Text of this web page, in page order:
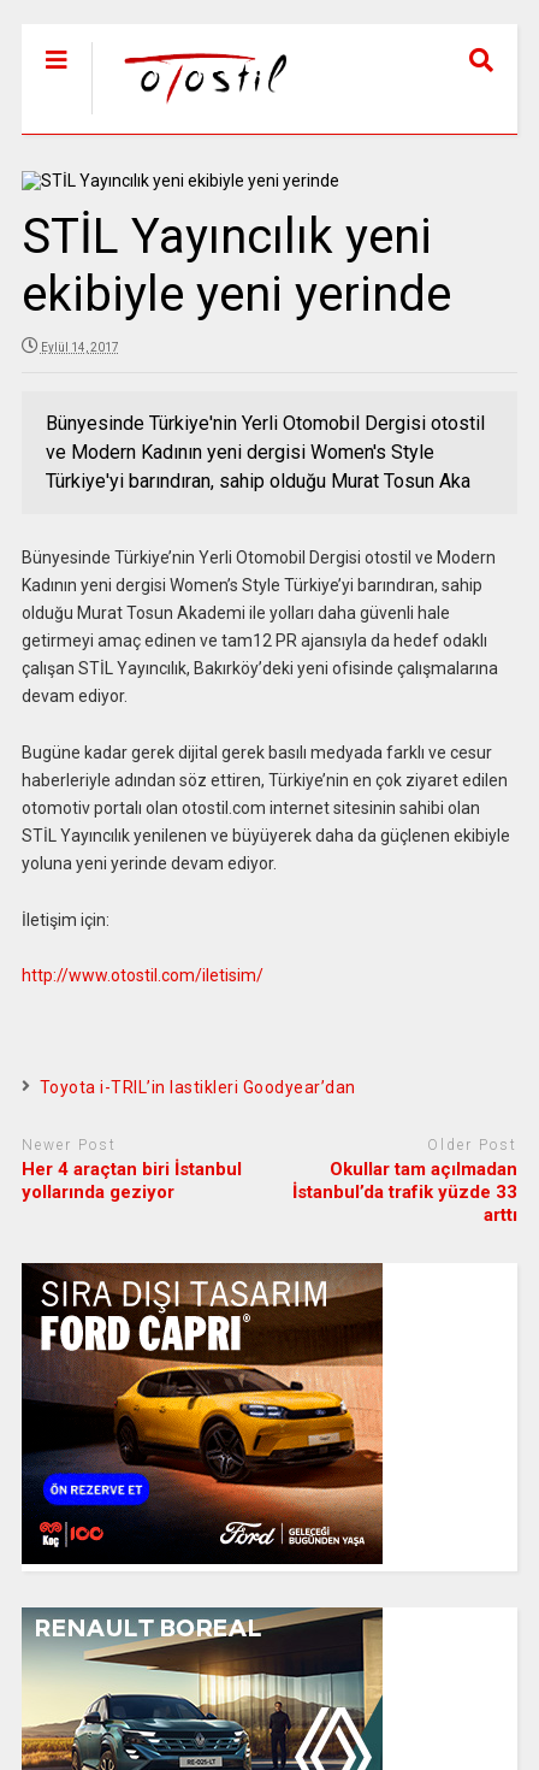
STİL Yayıncılık yeni
ekibiyle yeni yerinde
Eylül 14, 2017
Bünyesinde Türkiye'nin Yerli Otomobil Dergisi otostil
ve Modern Kadının yeni dergisi Women's Style
Türkiye'yi barındıran, sahip olduğu Murat Tosun Aka
Bünyesinde Türkiye’nin Yerli Otomobil Dergisi otostil ve Modern
Kadının yeni dergisi Women’s Style Türkiye’yi barındıran, sahip
olduğu Murat Tosun Akademi ile yolları daha güvenli hale
getirmeyi amaç edinen ve tam12 PR ajansıyla da hedef odaklı
çalışan STİL Yayıncılık, Bakırköy’deki yeni ofisinde çalışmalarına
devam ediyor.
Bugüne kadar gerek dijital gerek basılı medyada farklı ve cesur
haberleriyle adından söz ettiren, Türkiye’nin en çok ziyaret edilen
otomotiv portalı olan otostil.com internet sitesinin sahibi olan
STİL Yayıncılık yenilenen ve büyüyerek daha da güçlenen ekibiyle
yoluna yeni yerinde devam ediyor.
İletişim için:
http://www.otostil.com/iletisim/
Toyota i-TRIL’in lastikleri Goodyear’dan
Newer Post
Her 4 araçtan biri İstanbul
yollarında geziyor
Older Post
Okullar tam açılmadan
İstanbul’da trafik yüzde 33
arttı